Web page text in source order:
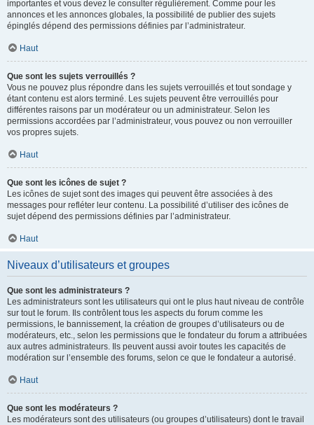
importantes et vous devez le consulter régulièrement. Comme pour les
annonces et les annonces globales, la possibilité de publier des sujets
épinglés dépend des permissions définies par l’administrateur.
Haut
Que sont les sujets verrouillés ?
Vous ne pouvez plus répondre dans les sujets verrouillés et tout sondage y
étant contenu est alors terminé. Les sujets peuvent être verrouillés pour
différentes raisons par un modérateur ou un administrateur. Selon les
permissions accordées par l’administrateur, vous pouvez ou non verrouiller
vos propres sujets.
Haut
Que sont les icônes de sujet ?
Les icônes de sujet sont des images qui peuvent être associées à des
messages pour refléter leur contenu. La possibilité d’utiliser des icônes de
sujet dépend des permissions définies par l’administrateur.
Haut
Niveaux d’utilisateurs et groupes
Que sont les administrateurs ?
Les administrateurs sont les utilisateurs qui ont le plus haut niveau de contrôle
sur tout le forum. Ils contrôlent tous les aspects du forum comme les
permissions, le bannissement, la création de groupes d’utilisateurs ou de
modérateurs, etc., selon les permissions que le fondateur du forum a attribuées
aux autres administrateurs. Ils peuvent aussi avoir toutes les capacités de
modération sur l’ensemble des forums, selon ce que le fondateur a autorisé.
Haut
Que sont les modérateurs ?
Les modérateurs sont des utilisateurs (ou groupes d’utilisateurs) dont le travail